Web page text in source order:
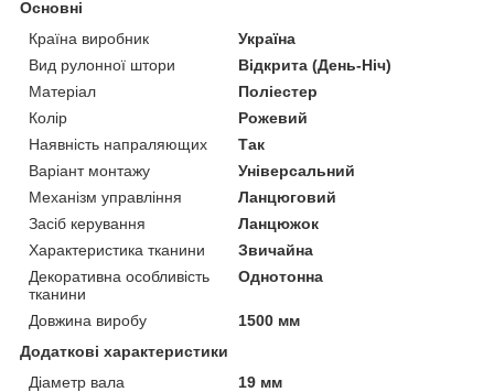
Основні
Країна виробник
Україна
Вид рулонної штори
Відкрита (День-Ніч)
Матеріал
Поліестер
Колір
Рожевий
Наявність напраляющих
Так
Варіант монтажу
Універсальний
Механізм управління
Ланцюговий
Засіб керування
Ланцюжок
Характеристика тканини
Звичайна
Декоративна особливість
тканини
Однотонна
Довжина виробу
1500 мм
Додаткові характеристики
Діаметр вала
19 мм